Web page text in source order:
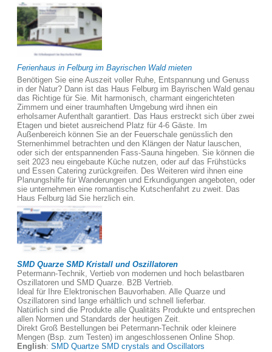
Ferienhaus in Felburg im Bayrischen Wald mieten
Benötigen Sie eine Auszeit voller Ruhe, Entspannung und Genuss
in der Natur? Dann ist das Haus Felburg im Bayrischen Wald genau
das Richtige für Sie. Mit harmonisch, charmant eingerichteten
Zimmern und einer traumhaften Umgebung wird ihnen ein
erholsamer Aufenthalt garantiert. Das Haus erstreckt sich über zwei
Etagen und bietet ausreichend Platz für 4-6 Gäste. Im
Außenbereich können Sie an der Feuerschale genüsslich den
Sternenhimmel betrachten und den Klängen der Natur lauschen,
oder sich der entspannenden Fass-Sauna hingeben. Sie können die
seit 2023 neu eingebaute Küche nutzen, oder auf das Frühstücks
und Essen Catering zurückgreifen. Des Weiteren wird ihnen eine
Planungshilfe für Wanderungen und Erkundigungen angeboten, oder
sie unternehmen eine romantische Kutschenfahrt zu zweit. Das
Haus Felburg läd Sie herzlich ein.
SMD Quarze SMD Kristall und Oszillatoren
Petermann-Technik, Vertieb von modernen und hoch belastbaren
Oszillatoren und SMD Quarze. B2B Vertrieb.
Ideal für Ihre Elektronischen Bauvorhaben. Alle Quarze und
Oszillatoren sind lange erhältlich und schnell lieferbar.
Natürlich sind die Produkte alle Qualitäts Produkte und entsprechen
allen Normen und Standards der heutigen Zeit.
Direkt Groß Bestellungen bei Petermann-Technik oder kleinere
Mengen (Bsp. zum Testen) im angeschlossenen Online Shop.
English: SMD Quartze SMD crystals and Oscillators